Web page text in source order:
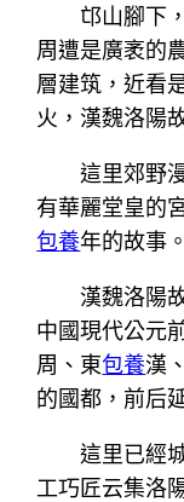
邙山腳下
周遭是廣袤的
層建筑，近看
火，漢魏洛陽
這里郊野
有華麗堂皇的
包養年的故事。
漢魏洛陽
中國現代公元
周、東包養漢
的國都，前后
這里已經
工巧匠云集洛